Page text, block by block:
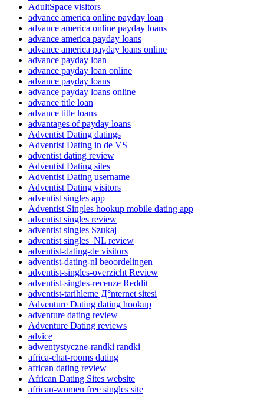
AdultSpace visitors
advance america online payday loan
advance america online payday loans
advance america payday loans
advance america payday loans online
advance payday loan
advance payday loan online
advance payday loans
advance payday loans online
advance title loan
advance title loans
advantages of payday loans
Adventist Dating datings
Adventist Dating in de VS
adventist dating review
Adventist Dating sites
Adventist Dating username
Adventist Dating visitors
adventist singles app
Adventist Singles hookup mobile dating app
adventist singles review
adventist singles Szukaj
adventist singles_NL review
adventist-dating-de visitors
adventist-dating-nl beoordelingen
adventist-singles-overzicht Review
adventist-singles-recenze Reddit
adventist-tarihleme Д°nternet sitesi
Adventure Dating dating hookup
adventure dating review
Adventure Dating reviews
advice
adwentystyczne-randki randki
africa-chat-rooms dating
african dating review
African Dating Sites website
african-women free singles site